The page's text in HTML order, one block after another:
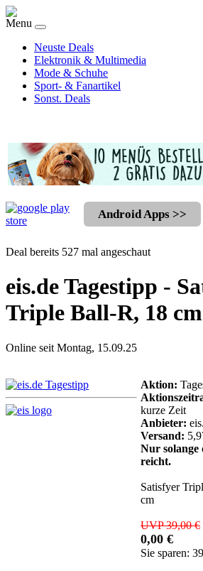
Menu
Neuste Deals
Elektronik & Multimedia
Mode & Schuhe
Sport- & Fanartikel
Sonst. Deals
Android Apps >>
Deal bereits 527 mal angeschaut
eis.de Tagestipp -
Triple Ball-R, 18 cm
Online seit Montag, 15.09.25
Aktion:
kurze Zeit
Anbieter:
Versand:
Nur
reicht.
Satisfyer
cm
UVP 39,00 €
0,00 €
Sie sparen: